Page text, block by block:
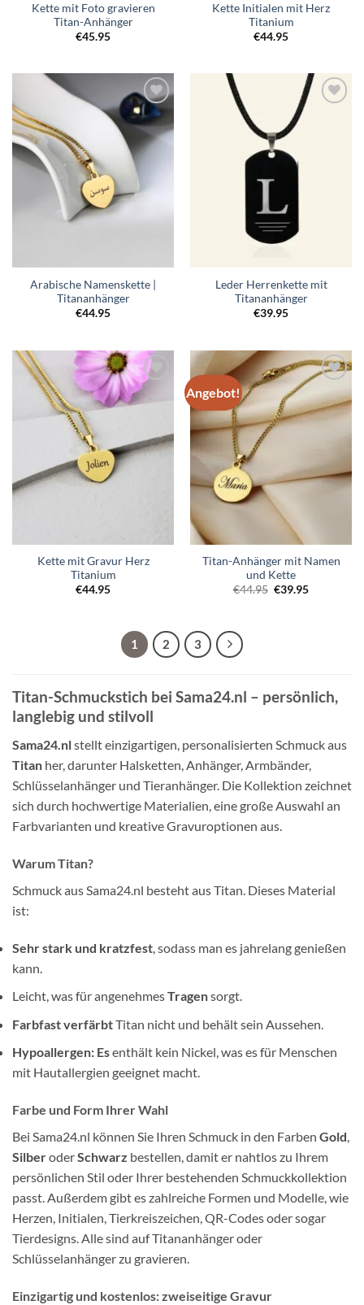
Kette mit Foto gravieren
Titan-Anhänger
€45.95
Kette Initialen mit Herz
Titanium
€44.95
Zur
Wunschliste
hinzufügen
Arabische Namenskette |
Titananhänger
€44.95
Wunschliste
Leder Herrenkette mit
Titananhänger
€39.95
Zur
Wunschliste
Kette mit Gravur Herz
Titanium
€44.95
Angebot!
Wunschliste
hinzufügen
Titan-Anhänger mit Namen
und Kette
€44.95 Ursprünglicher
€39.95Aktueller
1 2 3
Titan-Schmuckstich bei Sama24.nl – persönlich,
langlebig und stilvoll
Sama24.nlstellt einzigartigen, personalisierten Schmuck aus
Titan her, darunter Halsketten, Anhänger, Armbänder,
Schlüsselanhänger und Tieranhänger. Die Kollektion zeichnet
sich durch hochwertige Materialien, eine große Auswahl an
Farbvarianten und kreative Gravuroptionen aus.
Warum Titan?
Schmuck aus Sama24.nl besteht aus Titan. Dieses Material
ist:
Sehr stark und kratzfest , sodass man es jahrelang genießen
kann.
Leicht, was für angenehmesTragensorgt.
Farbfast verfärbtTitan nicht und behält sein Aussehen.
Hypoallergen: Esenthält kein Nickel, was es für Menschen
mit Hautallergien geeignet macht.
Farbe und Form Ihrer Wahl
Bei Sama24.nl können Sie Ihren Schmuck in den Farben Gold,
SilberoderSchwarz bestellen, damit er nahtlos zu Ihrem
persönlichen Stil oder Ihrer bestehenden Schmuckkollektion
passt. Außerdem gibt es zahlreiche Formen und Modelle, wie
Herzen, Initialen, Tierkreiszeichen, QR-Codes oder sogar
Tierdesigns. Alle sind auf Titananhänger oder
Schlüsselanhänger zu gravieren.
Einzigartig und kostenlos: zweiseitige Gravur